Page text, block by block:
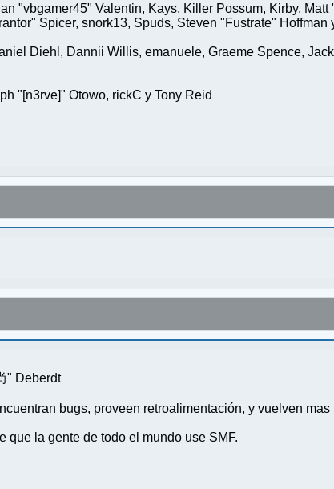
"vbgamer45" Valentin, Kays, Killer Possum, Kirby,
Spicer, snork13, Spuds, Steven "Fustrate" Hoffman
Diehl, Dannii Willis, emanuele, Graeme Spence,
"[n3rve]" Otowo, rickC y Tony Reid
" Deberdt
bugs, proveen retroalimentación, y vuelven
que la gente de todo el mundo use SMF.